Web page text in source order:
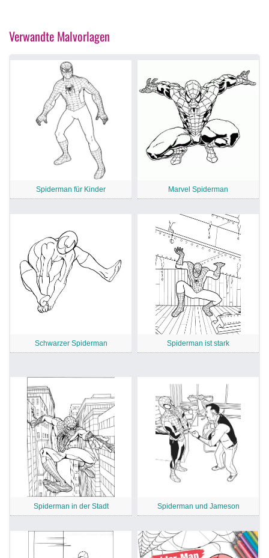
Verwandte Malvorlagen
Spiderman für Kinder Marvel Spiderman
Schwarzer Spiderman Spiderman ist stark
Spiderman in der Stadt Spiderman und Jameson